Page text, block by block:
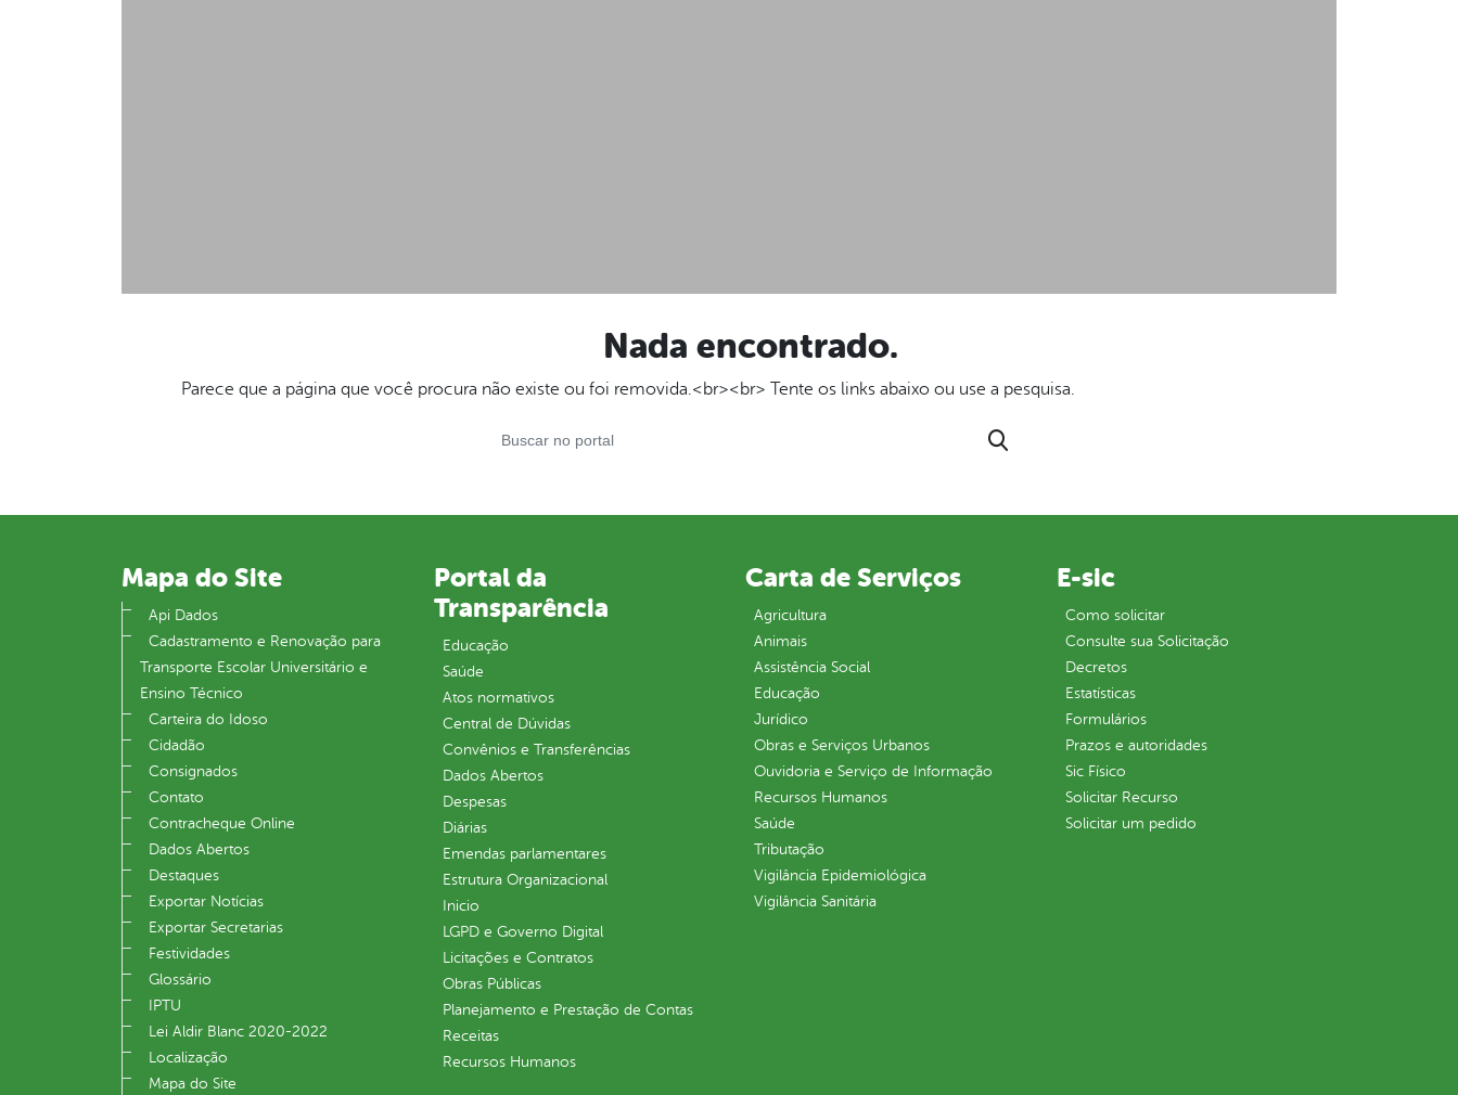
Nada encontrado.
Parece que a página que você procura não existe ou foi removida.<br><br> Tente os links abaixo ou use a pesquisa.
Buscar no portal
Mapa do Site
Api Dados
Cadastramento e Renovação para
Transporte Escolar Universitário e
Ensino Técnico
Carteira do Idoso
Cidadão
Consignados
Contato
Contracheque Online
Dados Abertos
Destaques
Exportar Notícias
Exportar Secretarias
Festividades
Glossário
IPTU
Lei Aldir Blanc 2020-2022
Localização
Mapa do Site
Portal da
Transparência
Educação
Saúde
Atos normativos
Central de Dúvidas
Convênios e Transferências
Dados Abertos
Despesas
Diárias
Emendas parlamentares
Estrutura Organizacional
Inicio
LGPD e Governo Digital
Licitações e Contratos
Obras Públicas
Planejamento e Prestação de Contas
Receitas
Recursos Humanos
Carta de Serviços
Agricultura
Animais
Assistência Social
Educação
Jurídico
Obras e Serviços Urbanos
Ouvidoria e Serviço de Informação
Recursos Humanos
Saúde
Tributação
Vigilância Epidemiológica
Vigilância Sanitária
E-sic
Como solicitar
Consulte sua Solicitação
Decretos
Estatísticas
Formulários
Prazos e autoridades
Sic Físico
Solicitar Recurso
Solicitar um pedido